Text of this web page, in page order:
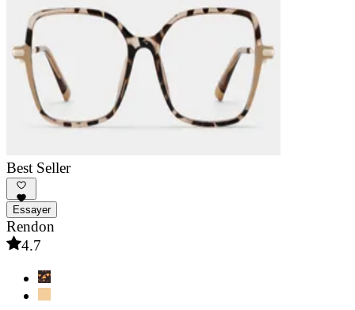
Best Seller
Essayer
Rendon
4.7